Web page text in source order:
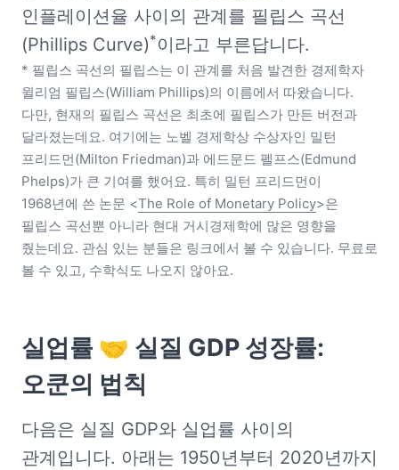
인플레이션율 사이의 관계를 필립스 곡선
(Phillips Curve)*
* 필립스 곡선의 필립스는 이 관계를 처음 발견한 경제학자
윌리엄 필립스(William Phillips)의 이름에서 따왔습니다.
다만, 현재의 필립스 곡선은 최초에 필립스가 만든 버전과
달라졌는데요. 여기에는 노벨 경제학상 수상자인 밀턴
프리드먼(Milton Friedman)과 에드문드 펠프스(Edmund
Phelps)가 큰 기여를 했어요. 특히 밀턴 프리드먼이
1968년에 쓴 논문 <The Role of Monetary Policy>은
필립스 곡선뿐 아니라 현대 거시경제학에 많은 영향을
줬는데요. 관심 있는 분들은 링크에서 볼 수 있습니다. 무료로
볼 수 있고, 수학식도 나오지 않아요.
실업률 🤝 실질 GDP 성장률:
오쿤의 법칙
다음은 실질 GDP와 실업률 사이의
관계입니다. 아래는 1950년부터 2020년까지